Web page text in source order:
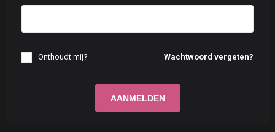
Wachtwoord vergeten?
Onthoudt mij?